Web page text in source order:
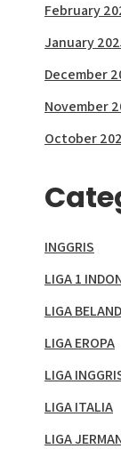
February
January
December
November
October
INGGRIS
LIGA 1
LIGA
LIGA EROPA
LIGA
LIGA ITALIA
LIGA